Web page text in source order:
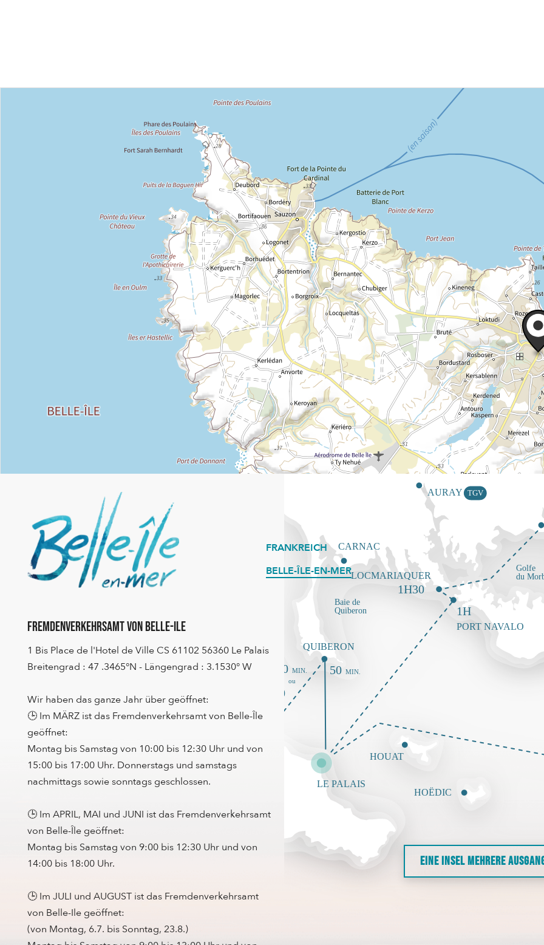
Fremdenverkehrsamt von Belle-Ile
1 Bis Place de l'Hotel de Ville CS 61102 56360 Le Palais
Breitengrad : 47 .3465°N - Längengrad : 3.1530° W
Wir haben das ganze Jahr über geöffnet:
🕒 Im MÄRZ ist das Fremdenverkehrsamt von Belle-Île
geöffnet:
Montag bis Samstag von 10:00 bis 12:30 Uhr und von
15:00 bis 17:00 Uhr. Donnerstags und samstags
nachmittags sowie sonntags geschlossen.
🕒 Im APRIL, MAI und JUNI ist das Fremdenverkehrsamt
von Belle-Île geöffnet:
Montag bis Samstag von 9:00 bis 12:30 Uhr und von
14:00 bis 18:00 Uhr.
🕒 Im JULI und AUGUST ist das Fremdenverkehrsamt
von Belle-Ile geöffnet:
(von Montag, 6.7. bis Sonntag, 23.8.)
FRANKREICH
BELLE-ÎLE-EN-MER
EINE INSEL MEHRERE